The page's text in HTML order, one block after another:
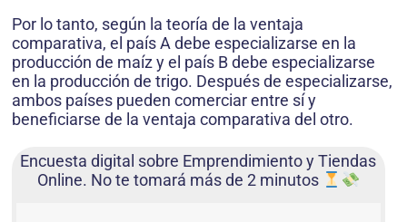
Por lo tanto, según la teoría de la ventaja
comparativa, el país A debe especializarse en la
producción de maíz y el país B debe especializarse
en la producción de trigo. Después de especializarse,
ambos países pueden comerciar entre sí y
beneficiarse de la ventaja comparativa del otro.
Encuesta digital sobre Emprendimiento y Tiendas
Online. No te tomará más de 2 minutos